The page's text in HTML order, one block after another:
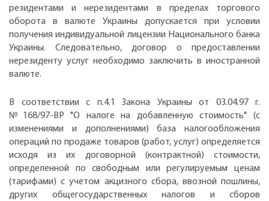
резидентами и нерезидентами в пределах торгового
оборота в валюте Украины допускается при условии
получения индивидуальной лицензии Национального банка
Украины. Следовательно, договор о предоставлении
нерезиденту услуг необходимо заключить в иностранной
валюте.
В соответствии с п.4.1 Закона Украины от 03.04.97 г.
№168/97-ВР "О налоге на добавленную стоимость" (с
изменениями и дополнениями) база налогообложения
операций по продаже товаров (работ, услуг) определяется
исходя из их договорной (контрактной) стоимости,
определенной по свободным или регулируемым ценам
(тарифами) с учетом акцизного сбора, ввозной пошлины,
других общегосударственных налогов и сборов